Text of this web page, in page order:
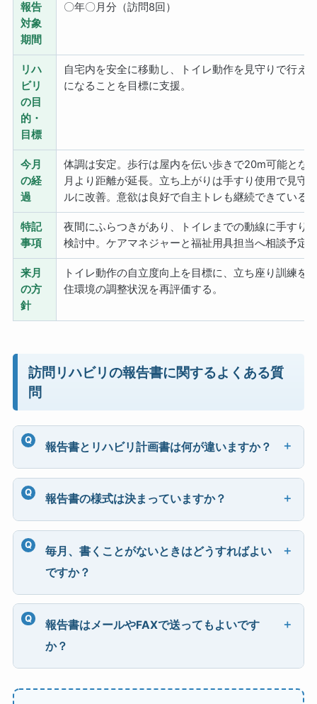
報告
対象
期間
〇年〇月分（訪問8回）
リハ
ビリ
の目
的・
目標
自宅内を安全に移動し、トイレ動作を見守りで行え
になることを目標に支援。
今月
の経
過
体調は安定。歩行は屋内を伝い歩きで20m可能とな
月より距離が延長。立ち上がりは手すり使用で見守
ルに改善。意欲は良好で自主トレも継続できている
特記
事項
夜間にふらつきがあり、トイレまでの動線に手すり
検討中。ケアマネジャーと福祉用具担当へ相談予定
来月
の方
針
トイレ動作の自立度向上を目標に、立ち座り訓練を
住環境の調整状況を再評価する。
訪問リハビリの報告書に関するよくある質
問
報告書とリハビリ計画書は何が違いますか？
報告書の様式は決まっていますか？
毎月、書くことがないときはどうすればよい
ですか？
報告書はメールやFAXで送ってもよいです
か？